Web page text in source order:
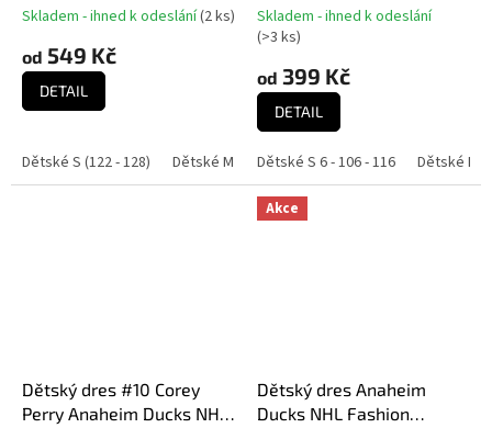
Skladem - ihned k odeslání(2 ks)
od 549 Kč
DETAIL
Dětské S (122 - 128) Dětské M (140 - 146) Dětské L (152 - 158)
(Anaheim Ducks NHL)
Skladem - ihned k odeslání
(>3 ks)
od 399 Kč
DETAIL
Dětské S 6 - 106 - 116 Dětské M
Dětský dres #10 Corey
Perry Anaheim Ducks NHL
Akce
Dětský dres Anaheim
Ducks NHL Fashion